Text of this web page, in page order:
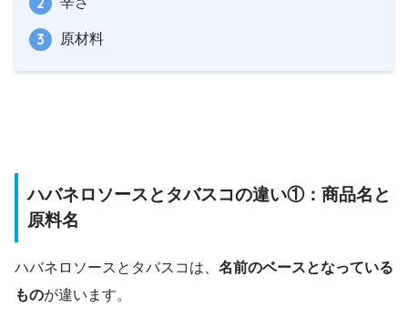
原材料
ハバネロソースとタバスコの違い①：商品名と
原料名
ハバネロソースとタバスコは、 名前のベースとなっている
ものが違います。